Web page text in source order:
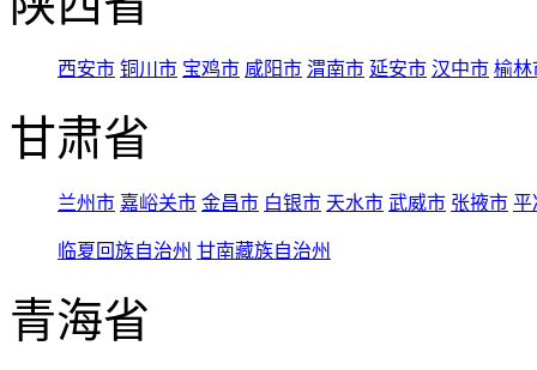
西安市 铜川市 宝鸡市 咸阳市 渭南市 延安市 汉中市 榆林
甘肃省
兰州市 嘉峪关市 金昌市 白银市 天水市 武威市 张掖市 平
临夏回族自治州 甘南藏族自治州
青海省